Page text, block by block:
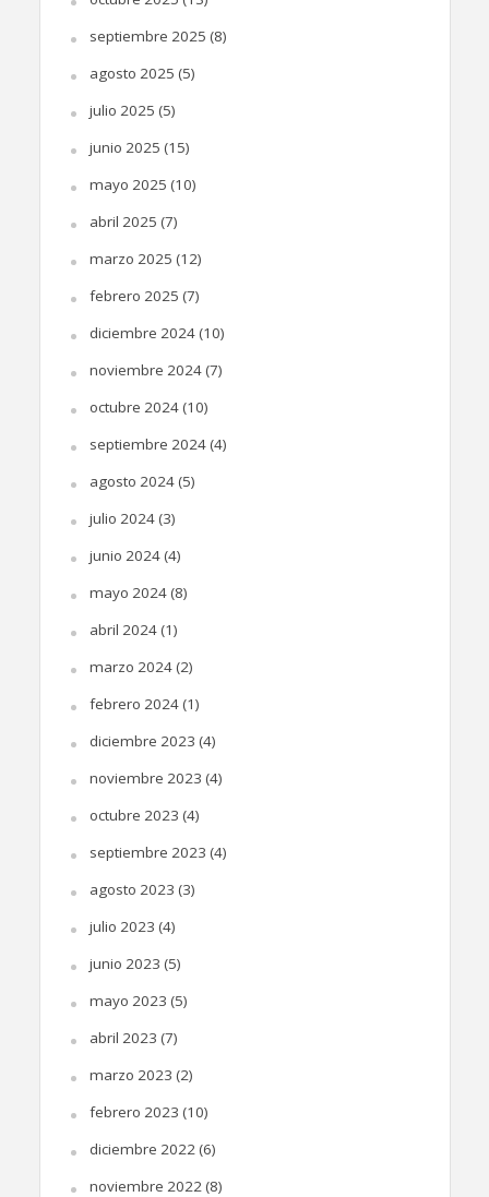
septiembre 2025 (8)
agosto 2025 (5)
julio 2025 (5)
junio 2025 (15)
mayo 2025 (10)
abril 2025 (7)
marzo 2025 (12)
febrero 2025 (7)
diciembre 2024(10)
noviembre 2024(7)
octubre 2024(10)
septiembre 2024(4)
agosto 2024(5)
julio 2024(3)
junio 2024(4)
mayo 2024(8)
abril 2024(1)
marzo 2024(2)
febrero 2024(1)
diciembre 2023 (4)
noviembre 2023 (4)
octubre 2023 (4)
septiembre 2023 (4)
agosto 2023 (3)
julio 2023 (4)
junio 2023 (5)
mayo 2023 (5)
abril 2023 (7)
marzo 2023 (2)
febrero 2023 (10)
diciembre 2022(6)
noviembre 2022(8)